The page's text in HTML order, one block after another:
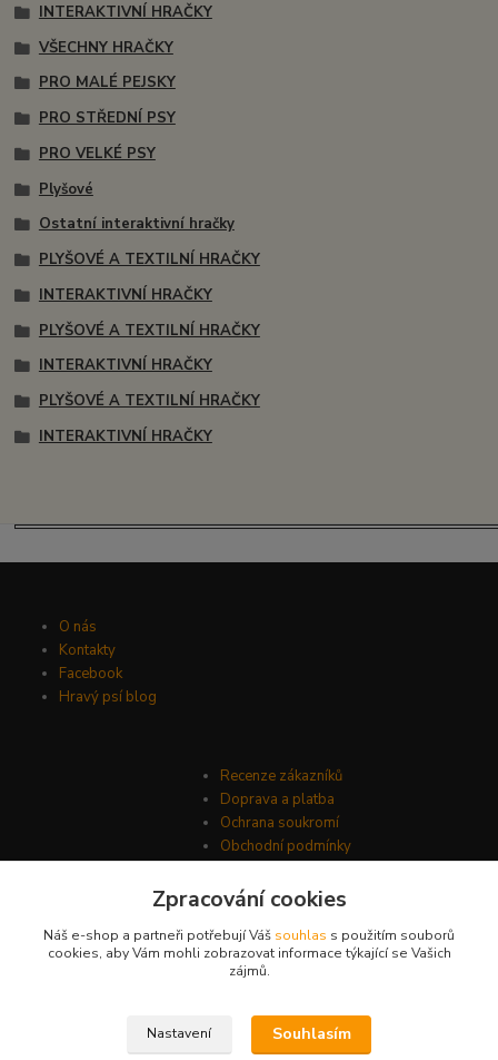
INTERAKTIVNÍ HRAČKY
VŠECHNY HRAČKY
PRO MALÉ PEJSKY
PRO STŘEDNÍ PSY
PRO VELKÉ PSY
Plyšové
Ostatní interaktivní hračky
PLYŠOVÉ A TEXTILNÍ HRAČKY
INTERAKTIVNÍ HRAČKY
PLYŠOVÉ A TEXTILNÍ HRAČKY
INTERAKTIVNÍ HRAČKY
PLYŠOVÉ A TEXTILNÍ HRAČKY
INTERAKTIVNÍ HRAČKY
O nás
Kontakty
Facebook
Hravý psí blog
Recenze zákazníků
Doprava a platba
Ochrana soukromí
Obchodní podmínky
Zpracování cookies
Náš e-shop a partneři potřebují Váš souhlas s použitím souborů
cookies, aby Vám mohli zobrazovat informace týkající se Vašich
zájmů.
Nastavení Souhlasím